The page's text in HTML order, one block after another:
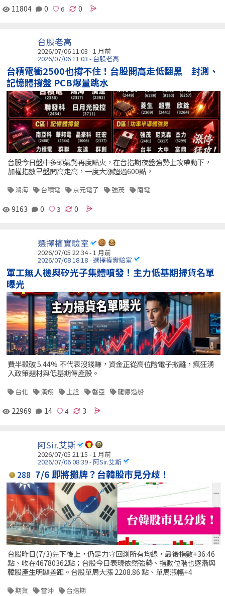
11804 0 0
台股老高
2026/07/06 11:03 - 1 月前
2026/07/06 11:03 - 台股老高
台積電衝2500也撐不住！台股開高走低翻黑 封測、
記憶體撐盤 PCB爆量跳水
台股今日盤中多頭氣勢再度點火，在台指期夜盤強勢上攻帶動下，
加權指數早盤開高走高，一度大漲超過600點，
鴻海 台積電 京元電子 強茂 南電
9163 0 0
選擇權實驗室
2026/07/05 22:34 - 1 月前
2026/07/08 18:18 - 選擇權實驗室
軍工無人機與矽光子集體噴發！主力低基期掃貨名單
曝光
費半殺破 5.44% 不代表沒錢賺，資金正從高位階電子撤離，瘋狂湧
入政策題材與低基期傳產股。
台化 漢翔 上詮 磐亞 龍德造船
22969 14 3
阿Sir.艾斯
2026/07/05 21:15 - 1 月前
2026/07/06 08:39 - 阿Sir.艾斯
288 7/6 即將攤牌？台韓股市見分歧！
台股昨日(7/3)先下後上，仍是力守回測所有均線，最後指數+36.46
點、收在46780362點；台股今日表現依然強勢、指數位階也逐漸與
韓股產生明顯差距。台股單周大漲 2208.86 點、單周漲幅+4
期貨 當沖 台指期